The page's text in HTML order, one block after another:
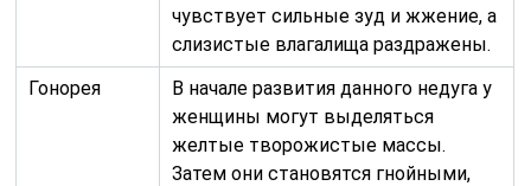
чувствует сильные зуд и жжение, а
слизистые влагалища раздражены.
Гонорея
В начале развития данного недуга у
женщины могут выделяться
желтые творожистые массы.
Затем они становятся гнойными,